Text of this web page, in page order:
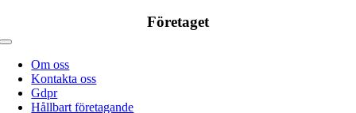
Företaget
Toggle
navigationOm oss
Kontakta oss
Gdpr
Hållbart företagande